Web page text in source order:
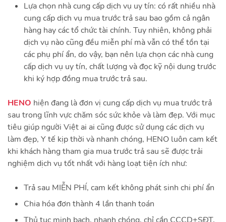
Lựa chọn nhà cung cấp dịch vụ uy tín: có rất nhiều nhà
cung cấp dịch vụ mua trước trả sau bao gồm cả ngân
hàng hay các tổ chức tài chính. Tuy nhiên, không phải
dịch vụ nào cũng đều miễn phí mà vẫn có thể tồn tại
các phụ phí ẩn, do vậy, bạn nên lựa chọn các nhà cung
cấp dịch vụ uy tín, chất lượng và đọc kỹ nội dung trước
khi ký hợp đồng mua trước trả sau.
HENO hiện đang là đơn vị cung cấp dịch vụ mua trước trả
sau trong lĩnh vực chăm sóc sức khỏe và làm đẹp. Với mục
tiêu giúp người Việt ai ai cũng được sử dụng các dịch vụ
làm đẹp, Y tế kịp thời và nhanh chóng, HENO luôn cam kết
khi khách hàng tham gia mua trước trả sau sẽ được trải
nghiệm dịch vụ tốt nhất với hàng loạt tiện ích như:
Trả sau MIỄN PHÍ, cam kết không phát sinh chi phí ẩn
Chia hóa đơn thành 4 lần thanh toán